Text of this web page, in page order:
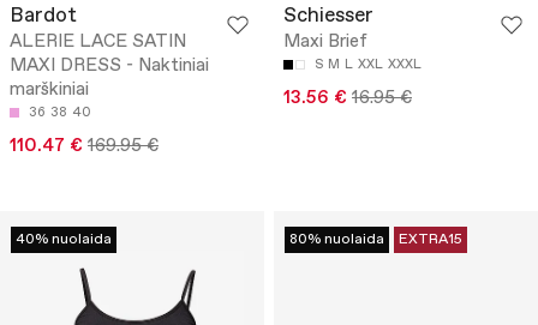
Bardot
ALERIE LACE SATIN
MAXI DRESS - Naktiniai
marškiniai
36 38 40
110.47 € 169.95 €
Schiesser
Maxi Brief
S M L XXL XXXL
13.56 € 16.95 €
40% nuolaida 80% nuolaida EXTRA15